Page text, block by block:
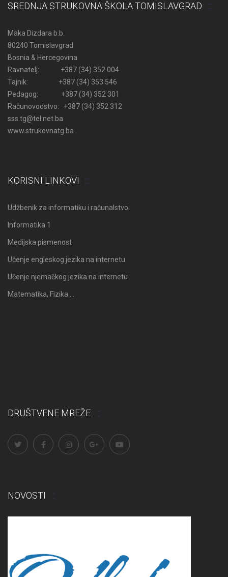
SREDNJA STRUKOVNA ŠKOLA TOMISLAVGRAD
Maka Dizdara b.b.
80240 Tomislavgrad
Bosnia & Hercegovina
Ravnatelj: +387 (34) 352 004
Tajnik: +387 (34) 353 546
Pedagog: +387 (34) 352 301
Računovodstvo: +387 (34) 352 312
sss.tg@tel.net.ba
www.strukovnatg.ba .
KORISNI LINKOVI
Udžbenik za informatiku i računalstvo
Informatika 1
Medijska pismenost
Učenje engleskog jezika na internetu
Učenje njemačkog jezika na internetu
Matematika, Fizika …
DRUŠTVENE MREŽE
NOVOSTI